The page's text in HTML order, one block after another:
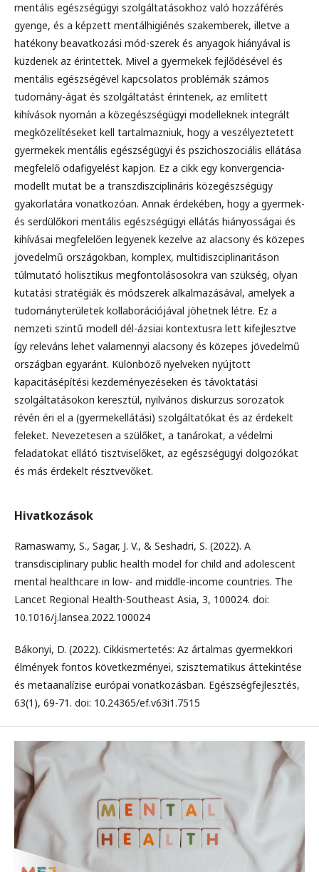
mentális egészségügyi szolgáltatásokhoz való hozzáférés
gyenge, és a képzett mentálhigiénés szakemberek, illetve a
hatékony beavatkozási mód-szerek és anyagok hiányával is
küzdenek az érintettek. Mivel a gyermekek fejlődésével és
mentális egészségével kapcsolatos problémák számos
tudomány-ágat és szolgáltatást érintenek, az említett
kihívások nyomán a közegészségügyi modelleknek integrált
megközelítéseket kell tartalmazniuk, hogy a veszélyeztetett
gyermekek mentális egészségügyi és pszichoszociális ellátása
megfelelő odafigyelést kapjon. Ez a cikk egy konvergencia-
modellt mutat be a transzdiszciplináris közegészségügy
gyakorlatára vonatkozóan. Annak érdekében, hogy a gyermek-
és serdülőkori mentális egészségügyi ellátás hiányosságai és
kihívásai megfelelően legyenek kezelve az alacsony és közepes
jövedelmű országokban, komplex, multidiszciplinaritáson
túlmutató holisztikus megfontolásosokra van szükség, olyan
kutatási stratégiák és módszerek alkalmazásával, amelyek a
tudományterületek kollaborációjával jöhetnek létre. Ez a
nemzeti szintű modell dél-ázsiai kontextusra lett kifejlesztve
így releváns lehet valamennyi alacsony és közepes jövedelmű
országban egyaránt. Különböző nyelveken nyújtott
kapacitásépítési kezdeményezéseken és távoktatási
szolgáltatásokon keresztül, nyilvános diskurzus sorozatok
révén éri el a (gyermekellátási) szolgáltatókat és az érdekelt
feleket. Nevezetesen a szülőket, a tanárokat, a védelmi
feladatokat ellátó tisztviselőket, az egészségügyi dolgozókat
és más érdekelt résztvevőket.
Hivatkozások
Ramaswamy, S., Sagar, J. V., & Seshadri, S. (2022). A
transdisciplinary public health model for child and adolescent
mental healthcare in low- and middle-income countries. The
Lancet Regional Health-Southeast Asia, 3, 100024. doi:
10.1016/j.lansea.2022.100024
Bákonyi, D. (2022). Cikkismertetés: Az ártalmas gyermekkori
élmények fontos következményei, szisztematikus áttekintése
és metaanalízise európai vonatkozásban. Egészségfejlesztés,
63(1), 69-71. doi: 10.24365/ef.v63i1.7515